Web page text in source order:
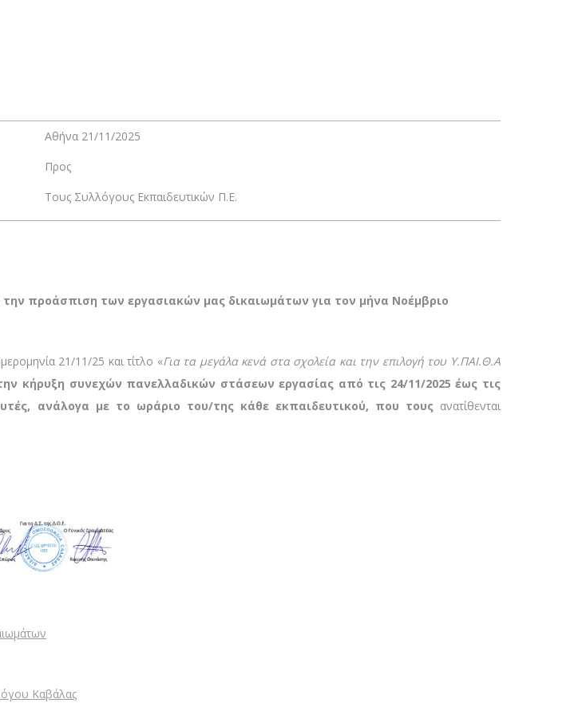
Αθήνα 21/11/2025
Προς
Τους Συλλόγους Εκπαιδευτικών Π.Ε.
προάσπιση των εργασιακών μας δικαιωμάτων για τον μήνα Νοέμβριο
21/11/25 και τίτλο «Για τα μεγάλα κενά στα σχολεία και την επιλογή του Υ.ΠΑΙ.Θ.Α
κήρυξη συνεχών πανελλαδικών στάσεων εργασίας από τις 24/11/2025 έως τις
ανάλογα με το ωράριο του/της κάθε εκπαιδευτικού, που τους ανατίθενται
Καβάλας